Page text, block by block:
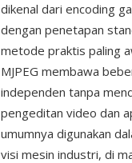
dikenal dari encoding
dengan penetapan
metode praktis paling
MJPEG membawa
independen tanpa
pengeditan video dan
umumnya digunakan
visi mesin industri, di